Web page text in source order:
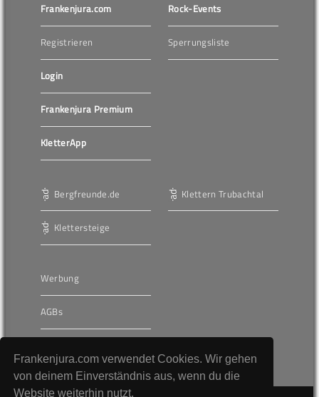
Frankenjura.com verwendet Cookies. Wir gehen
von deinem Einverständnis aus, wenn du die
Website weiterhin nutzt.
Frankenjura.com
Registrieren
Login
Frankenjura Premium
KletterApp
Rock-Events
Sperrungsliste
Bergfreunde.de
Klettersteige
Klettern Trubachtal
Werbung
AGBs
Anspruch